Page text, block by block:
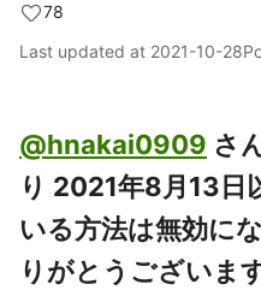
78
Last updated at 2021-10-28
@hnakai0909 さ
り 2021年8月13日
いる方法は無効に
りがとうございま